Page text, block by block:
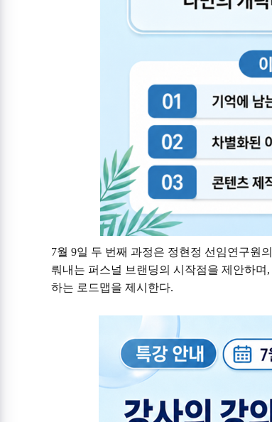
7월 9일 두 번째 과정은 정현정 선임연구원의
뤄내는 퍼스널 브랜딩의 시작점을 제안하며 ,
하는 로드맵을 제시한다.